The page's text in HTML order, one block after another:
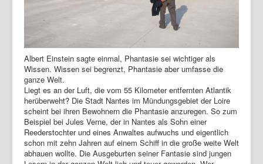
Albert Einstein sagte einmal, Phantasie sei wichtiger als
Wissen. Wissen sei begrenzt, Phantasie aber umfasse die
ganze Welt.
Liegt es an der Luft, die vom 55 Kilometer entfernten Atlantik
herüberweht? Die Stadt Nantes im Mündungsgebiet der Loire
scheint bei ihren Bewohnern die Phantasie anzuregen. So zum
Beispiel bei Jules Verne, der in Nantes als Sohn einer
Reederstochter und eines Anwaltes aufwuchs und eigentlich
schon mit zehn Jahren auf einem Schiff in die große weite Welt
abhauen wollte. Die Ausgeburten seiner Fantasie sind jungen